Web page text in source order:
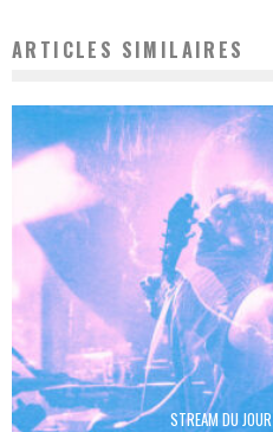
ARTICLES SIMILAIRES
STREAM DU